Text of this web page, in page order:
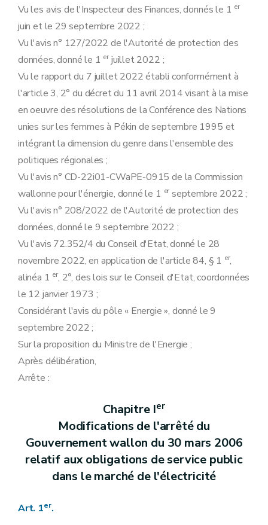
Art. 50
Art. 51
Art. 53
Art. 54
Art. 56
Art. 57
Art. 59
Chapitre 2 Modifications de l'arrêté du Gouvernement wallon du 30 mars 2006 relatif aux obligations de service public dans le marché du gaz
Art. 60
Art. 61
Art. 62
Art. 63
Art. 64
Art. 65
Art. 66
Art. 67
Art. 68
Art. 69
Art. 70
Art. 71
Art. 72
Art. 73
Art. 74
Art. 75
Art. 77
Art. 78
Art. 79
Art. 80
Art. 81
Art. 85
Art. 86
Art. 87
Art. 88
Art. 89
Art. 90
Art. 92
Art. 93
Vu les avis de l'Inspecteur des Finances, donnés le 1 er
juin et le 29 septembre 2022 ;
Vu l'avis n° 127/2022 de l'Autorité de protection des
données, donné le 1 er juillet 2022 ;
Vu le rapport du 7 juillet 2022 établi conformément à
l'article 3, 2° du décret du 11 avril 2014 visant à la mise
en oeuvre des résolutions de la Conférence des Nations
unies sur les femmes à Pékin de septembre 1995 et
intégrant la dimension du genre dans l'ensemble des
politiques régionales ;
Vu l'avis n° CD-22i01-CWaPE-0915 de la Commission
wallonne pour l'énergie, donné le 1 er septembre 2022 ;
Vu l'avis n° 208/2022 de l'Autorité de protection des
données, donné le 9 septembre 2022 ;
Vu l'avis 72.352/4 du Conseil d'Etat, donné le 28
novembre 2022, en application de l'article 84, § 1 er,
alinéa 1 er, 2°, des lois sur le Conseil d'Etat, coordonnées
le 12 janvier 1973 ;
Considérant l'avis du pôle « Energie », donné le 9
septembre 2022 ;
Sur la proposition du Ministre de l'Energie ;
Après délibération,
Arrête :
Chapitre Ier
Modifications de l'arrêté du
Gouvernement wallon du 30 mars 2006
relatif aux obligations de service public
dans le marché de l'électricité
Art. 1er.